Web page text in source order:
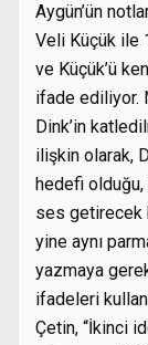
Aygün’ün
Veli Küçük ile
ve Küçük’ü
ifade ediliyor.
Dink’in
ilişkin olarak,
hedefi
ses getirecek
yine aynı
yazmaya
ifadeleri
Çetin, “İkinci